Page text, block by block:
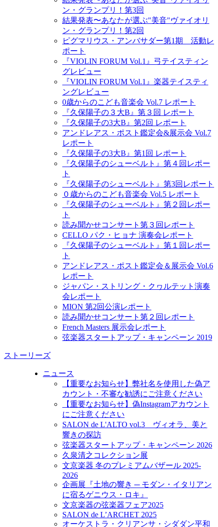
ン・グランプリ！第3回
結果発表〜あなたが選ぶ"美音"ヴァイオリ
ン・グランプリ！第2回
ピグマリウス・アンバサダー第1期 活動レ
ポート
『VIOLIN FORUM Vol.1』弓テイスティン
グレビュー
『VIOLIN FORUM Vol.1』楽器テイスティ
ングレビュー
0歳からのこども音楽会 Vol.7 レポート
『久保陽子の３大B』第３回 レポート
『久保陽子の3大B』第2回 レポート
アンドレアス・ポスト鑑定会&展示会 Vol.7
レポート
『久保陽子の3大B』第1回 レポート
『久保陽子のシューベルト』第４回レポー
ト
『久保陽子のシューベルト』第3回レポート
０歳からのこども音楽会 Vol.5 レポート
『久保陽子のシューベルト』第２回レポー
ト
読み聞かせコンサート第３回レポート
CELLO パク・ヒョナ 演奏会レポート
『久保陽子のシューベルト』第１回レポー
ト
アンドレアス・ポスト鑑定会＆展示会 Vol.6
レポート
ジャパン・ストリング・クヮルテット演奏
会レポート
MION 第2回公演レポート
読み聞かせコンサート第２回レポート
French Masters 展示会レポート
弦楽器スタートアップ・キャンペーン 2019
ストーリーズ
ニュース
【重要なお知らせ】弊社名を使用した偽ア
カウント・不審な勧誘にご注意ください
【重要なお知らせ】偽Instagramアカウント
にご注意ください
SALON de L'ALTO vol.3 ヴィオラ、美と
響きの探訪
弦楽器スタートアップ・キャンペーン 2026
久泉清之コレクション展
文京楽器 冬のプレミアムバザール 2025-
2026
企画展『土地の響き ─ モダン・イタリアン
に宿るゲニウス・ロキ』
文京楽器の弦楽器フェア2025
SALON de L’ARCHET 2025
オーケストラ・クリアンサ・シダダン平和